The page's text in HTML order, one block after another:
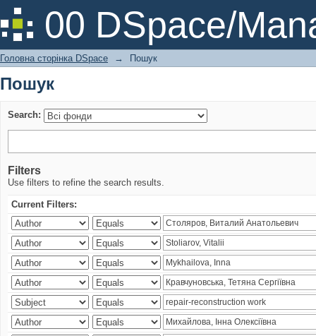
00 DSpace/
Пошук
Головна сторінка DSpace → Пошук
Пошук
Search:
Filters
Use filters to refine the search results.
Current Filters: